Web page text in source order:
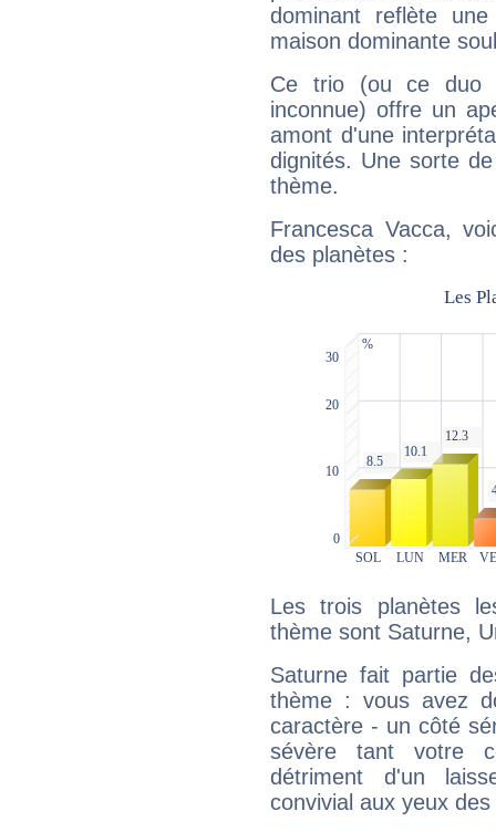
dominant reflète
maison dominante
Ce trio (ou ce duo
inconnue) offre un
amont d'une
dignités. Une sorte
thème.
Francesca Vacca,
des planètes :
Les trois planètes
thème sont Saturne,
Saturne fait partie
thème : vous avez
caractère - un côté
sévère tant votre
détriment d'un
convivial aux yeux